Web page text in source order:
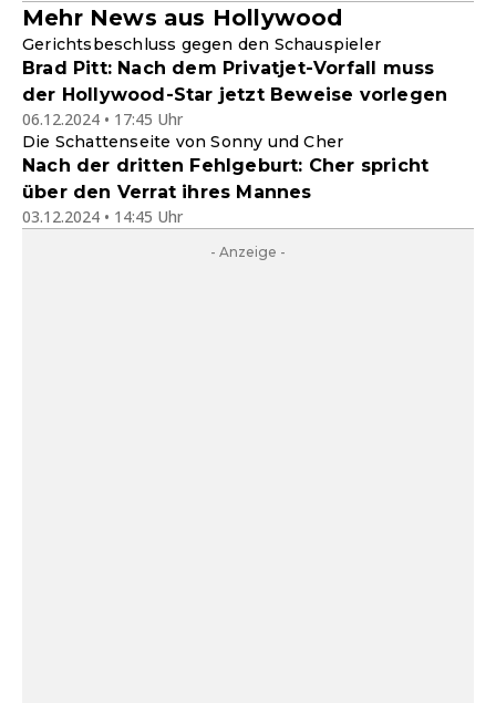
Mehr News aus Hollywood
Gerichtsbeschluss gegen den Schauspieler
Brad Pitt: Nach dem Privatjet-Vorfall muss
der Hollywood-Star jetzt Beweise vorlegen
06.12.2024 • 17:45 Uhr
Die Schattenseite von Sonny und Cher
Nach der dritten Fehlgeburt: Cher spricht
über den Verrat ihres Mannes
03.12.2024 • 14:45 Uhr
- Anzeige -